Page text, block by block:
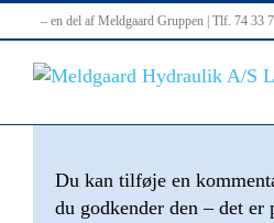
to
content
– en del af Meldgaard Gruppen | Tlf. 74 33
Du kan tilføje en
du godkender den – det er